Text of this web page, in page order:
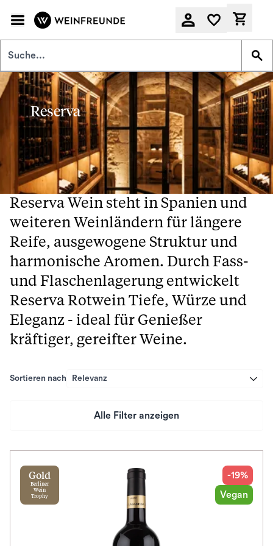
Reserva
Reserva Wein steht in Spanien und
weiteren Weinländern für längere
Reife, ausgewogene Struktur und
harmonische Aromen. Durch Fass-
und Flaschenlagerung entwickelt
Reserva Rotwein Tiefe, Würze und
Eleganz - ideal für Genießer
kräftiger, gereifter Weine.
Sortieren nach Relevanz
Alle Filter anzeigen
Herkunftsland
Rebsorte
Gold
Berliner
Wein
Trophy
-19%
Vegan